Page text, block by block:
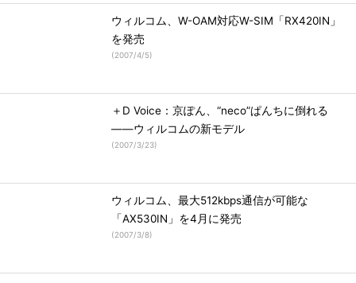
ウィルコム、W-OAM対応W-SIM「RX420IN」
を発売
(2007/4/5)
＋D Voice：京ぽん、“neco”ぱんちに倒れる
――ウィルコムの新モデル
(2007/3/23)
ウィルコム、最大512kbps通信が可能な
「AX530IN」を4月に発売
(2007/3/8)